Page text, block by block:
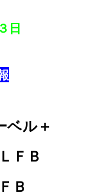
３日
ル＋
ＦＢ
Ｂ